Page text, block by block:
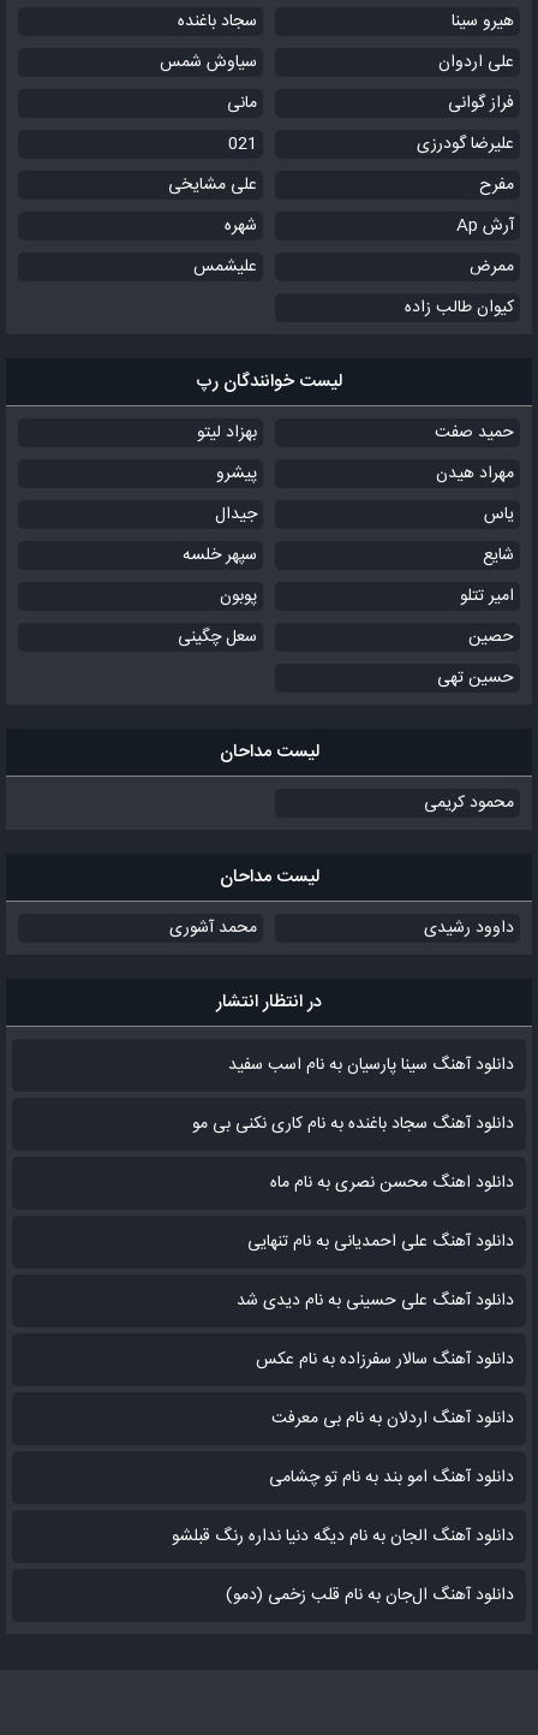
هیرو سینا
سجاد باغنده
علی اردوان
سیاوش شمس
فراز گوانی
مانی
علیرضا گودرزی
021
مفرح
علی مشایخی
آرش Ap
شهره
ممرض
علیشمس
کیوان طالب زاده
لیست خوانندگان رپ
حمید صفت
بهزاد لیتو
مهراد هیدن
پیشرو
یاس
جیدال
شایع
سپهر خلسه
امیر تتلو
پوبون
حصین
سعل چگینی
حسین تهی
لیست مداحان
محمود کریمی
لیست مداحان
داوود رشیدی محمد آشوری
در انتظار انتشار
دانلود آهنگ سینا پارسیان به نام اسب سفید
دانلود آهنگ سجاد باغنده به نام کاری نکنی بی مو
دانلود اهنگ محسن نصری به نام‌ ماه
دانلود آهنگ علی احمدیانی به نام تنهایی
دانلود آهنگ علی حسینی به نام دیدی شد
دانلود آهنگ سالار سفرزاده به نام عکس
دانلود آهنگ اردلان به نام بی معرفت
دانلود آهنگ امو بند به نام تو چشامی
دانلود آهنگ الجان به نام دیگه دنیا نداره رنگ قبلشو
دانلود آهنگ ال‌جان به نام قلب زخمی (دمو)